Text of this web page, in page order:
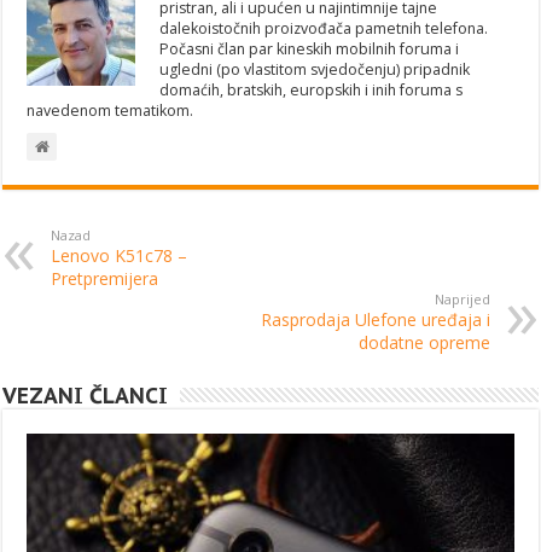
pristran, ali i upućen u najintimnije tajne
dalekoistočnih proizvođača pametnih telefona.
Počasni član par kineskih mobilnih foruma i
ugledni (po vlastitom svjedočenju) pripadnik
domaćih, bratskih, europskih i inih foruma s
navedenom tematikom.
Nazad
Lenovo K51c78 –
Pretpremijera
Naprijed
Rasprodaja Ulefone uređaja i
dodatne opreme
VEZANI ČLANCI